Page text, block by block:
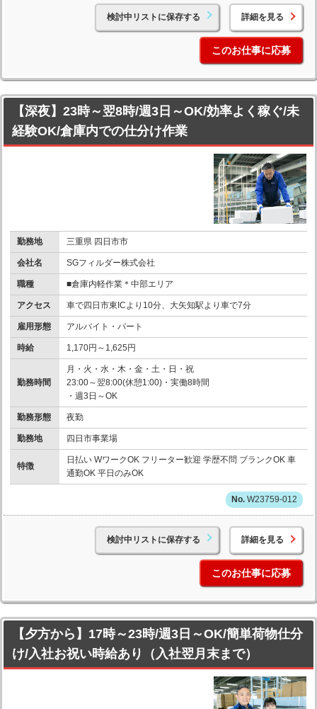
検討中リストに保存する 詳細を見る
このお仕事に応募
【深夜】23時～翌8時/週3日～OK/効率よく稼ぐ/未
経験OK/倉庫内での仕分け作業
勤務地 三重県 四日市市
会社名 SGフィルダー株式会社
職種 ■倉庫内軽作業＊中部エリア
アクセス 車で四日市東ICより10分、大矢知駅より車で7分
雇用形態 アルバイト・パート
時給 1,170円～1,625円
勤務時間
月・火・水・木・金・土・日・祝
23:00～翌8:00(休憩1:00)・実働8時間
・週3日～OK
勤務形態 夜勤
勤務地 四日市事業場
特徴
日払い WワークOK フリーター歓迎 学歴不問 ブランクOK 車
通勤OK 平日のみOK
W23759-012
検討中リストに保存する 詳細を見る
このお仕事に応募
【夕方から】17時～23時/週3日～OK/簡単荷物仕分
け/入社お祝い時給あり（入社翌月末まで）